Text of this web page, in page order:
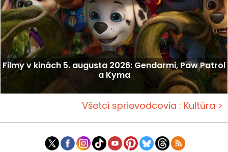
Filmy v kinách 5. augusta 2026: Gendarmi, Paw Patrol
a Kyma
Všetci sprievodcovia : Kultúra >